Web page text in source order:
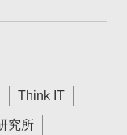
Think IT
究所